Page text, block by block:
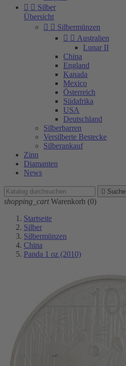
  Silber
Übersicht
  Silbermünzen
  Australien
Lunar II
China
England
Kanada
Mexico
Österreich
Südafrika
USA
Deutschland
Silberbarren
Versilberte Bestecke
Silberankauf
Zinn
Diamanten
News
 Suche
shopping_cart Warenkorb (0)
Startseite
Silber
Silbermünzen
China
Panda 1 oz (2010)